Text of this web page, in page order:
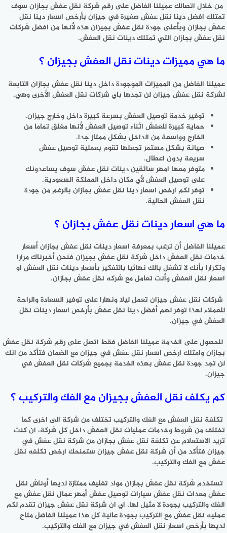
من خلال اتصالك عميلنا الفاضل على رقم شركة نقل عفش بجازان سوف
تمتلك افضل دينا نقل عفش صغيرة في جيزان بأرخص اسعار دينا نقل
عفش بجازان وبأعلى جودة نقل عفش بجيزان هذه لأنها من افضل شركات
نقل عفش بجازان التي تمتلك دينات نقل العفش.
ما هي مميزات دينات نقل العفش بجيزان ؟
عميلنا الفاضل من المميزات الموجودة داخل دينا نقل عفش بجازان التابعة
لشركة نقل عفش جيزان لن تجدها باي شركات نقل العفش الأخرى وهي.
توفير خدمة توصيل العفش بسرعة كبيرة داخل وخارج جيزان.
حماية كبيرة للعفش اثناء توصيل العفش لأنها مغلق تماما من
الخارج وواسعة من الداخل بشكل ممتاز جدا.
صيانة بشكل مستمر تجعلها تقوم بعملية توصيل عفش
سريعة بدون اعطال.
متوفر معها امهر سائقين دينات نقل عفش سوف يساعدونك
على توصيل العفش لأي مكان داخل المملكة السعودية.
توفر لكم ارخص اسعار دينا نقل عفش بجازان بالرغم من جودة
نقل العفش الحالية.
ما هي اسعار دينات نقل عفش بجازان ؟
عميلنا الفاضل أن ترغب بمعرفة اسعار دينات نقل عفش بجازان أسعار
خدمات نقل العفش داخل شركة نقل عفش بجيزان فنحن أخبرناك مرارا
وتكرارا بأنك لا تشغل بالك نهائيا بالتفكير بأسعار دينات نقل العفش او
اسعار نقل العفش وأنت تعامل مع شركه نقل عفش بجازان.
شركات نقل عفش جيزان تعمل ليلا ونهارا على توفير السعادة والراحة
للعملاء لهذا توفر لهم أفضل دينا نقل عفش بأرخص اسعار دينات نقل
العفش في جيزان.
للحصول على الخدمة عميلنا الفاضل فقط اتصل على رقم شركة نقل عفش
بجازان وامتلك ارخص اسعار نقل عفش في جيزان مع الضمان فتأكد من انك
لن تجد جودة نقل عفش بهذه الخدمة بجميع شركات نقل العفش في
جيزان.
كم يكلف نقل العفش بجيزان مع الفك والتركيب ؟
تكلفة نقل العفش مع الفك والتركيب تختلف من شركة الى اخرى كما
تختلف من شروط وخدمات عمليات نقل العفش داخل كل شركة، ان كنت
تريد الاستعلام عن تكلفة نقل عفش بجازان من شركة نقل عفش في
جيزان فتأكد من أن شركة نقل عفش جيزان ستمنحك ارخص تكلفه نقل
عفش مع الفك والتركيب.
تستخدم شركة نقل عفش بجازان مواد تغليف ممتازة لديها أوناش نقل
عفش معدات نقل عفش سيارات توصيل عفش أمهر عمال نقل عفش مع
الفك والتركيب بجودة لا مثيل لها، اي ان شركة نقل عفش جيزان تقدم لكم
عمليه نقل عفش مع التركيب بجودة عالية كل هذا عميلنا الفاضل متاح
لديها بأرخص اسعار نقل العفش في جيزان مع الفك والتركيب.